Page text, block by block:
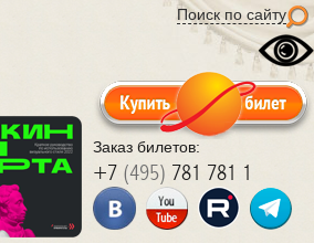
Поиск по сайту
Заказ билетов:
+7 (495) 781 781 1